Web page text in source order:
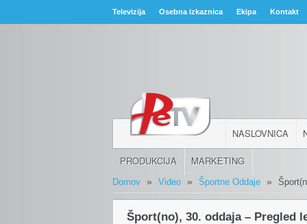
Televizija Osebna izkaznica Ekipa Kontakt
NASLOVNICA
PRODUKCIJA MARKETING
Domov » Video » Športne Oddaje »
Šport(no), 30. oddaja – Pregled